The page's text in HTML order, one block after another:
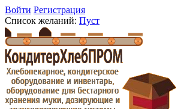
Войти Регистрация
Список желаний: Пуст